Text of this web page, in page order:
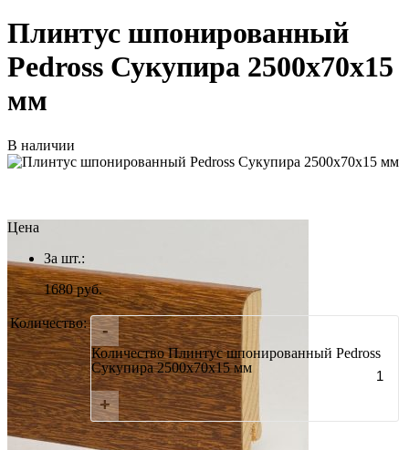
Плинтус шпонированный
Pedross Сукупира 2500х70х15
мм
В наличии
Цена
За шт.:
1680руб.
Количество: -
Количество Плинтус шпонированный Pedross
Сукупира 2500х70х15 мм
+
Итого: